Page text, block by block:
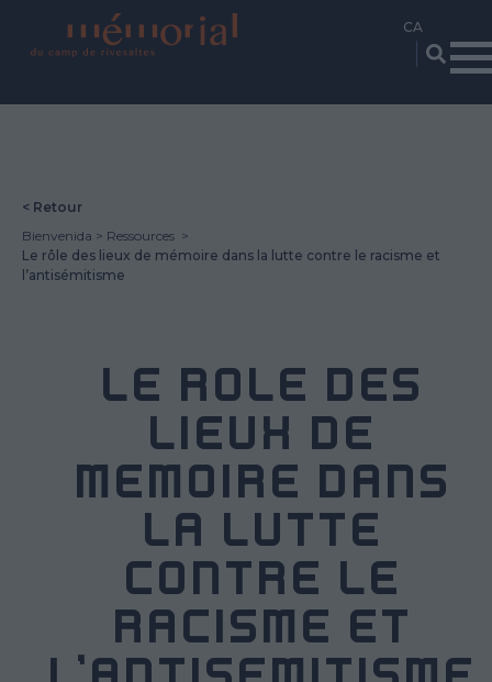
< Retour
Bienvenida
Ressources
Le rôle des lieux de mémoire dans la lutte contre le racisme et
l’antisémitisme
LE RÔLE DES
LIEUX DE
MÉMOIRE DANS
LA LUTTE
CONTRE LE
RACISME ET